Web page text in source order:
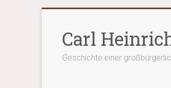
springenCarl
Geschichte einer